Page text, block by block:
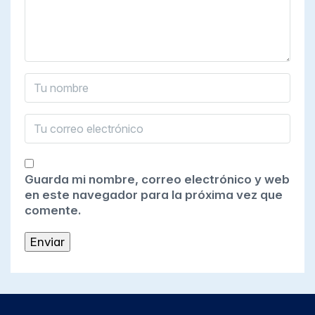
Guarda mi nombre, correo electrónico y web
en este navegador para la próxima vez que
comente.